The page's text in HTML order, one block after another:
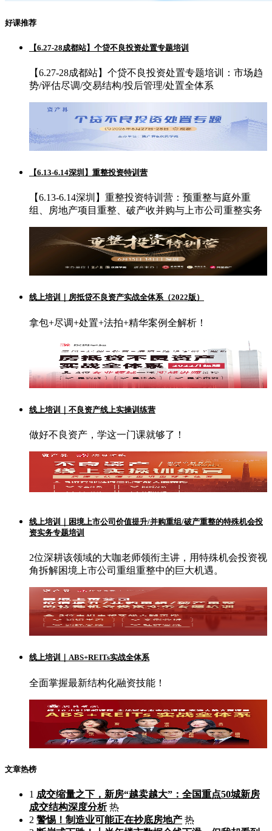
好课推荐
【6.27-28成都站】个贷不良投资处置专题培训
【6.27-28成都站】个贷不良投资处置专题培训：市场趋
势/评估尽调/交易结构/投后管理/处置全体系
【6.13-6.14深圳】重整投资特训营
【6.13-6.14深圳】重整投资特训营：预重整与庭外重
组、房地产项目重整、破产收并购与上市公司重整实务
线上培训｜房抵贷不良资产实战全体系（2022版）
拿包+尽调+处置+法拍+精华案例全解析！
线上培训｜不良资产线上实操训练营
做好不良资产，学这一门课就够了！
线上培训｜困境上市公司价值提升/并购重组/破产重整的特殊机会投
资实务专题培训
2位深耕该领域的大咖老师领衔主讲，用特殊机会投资视
角拆解困境上市公司重组重整中的巨大机遇。
线上培训｜ABS+REITs实战全体系
全面掌握最新结构化融资技能！
文章热榜
1 成交缩量之下，新房“越卖越大”：全国重点50城新房
成交结构深度分析 热
2 警惕！制造业可能正在抄底房地产 热